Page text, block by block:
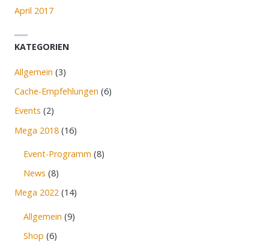
April 2017
KATEGORIEN
Allgemein (3)
Cache-Empfehlungen (6)
Events (2)
Mega 2018 (16)
Event-Programm (8)
News (8)
Mega 2022 (14)
Allgemein (9)
Shop (6)